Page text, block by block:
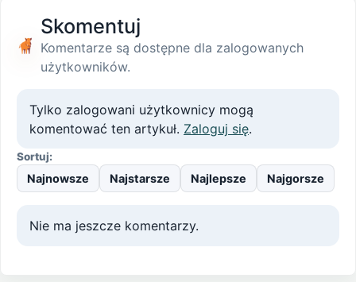
Skomentuj
Komentarze są dostępne dla zalogowanych
użytkowników.
Tylko zalogowani użytkownicy mogą
komentować ten artykuł. Zaloguj się.
Sortuj:
Najnowsze Najstarsze Najlepsze Najgorsze
Nie ma jeszcze komentarzy.